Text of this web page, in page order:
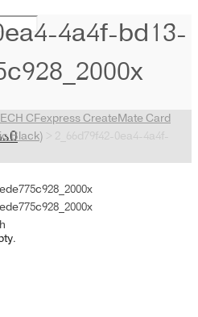
0
4a4f-bd13-
CFexpress CreateMate Card
Black)
2_66d79f42-0ea4-4a4f-